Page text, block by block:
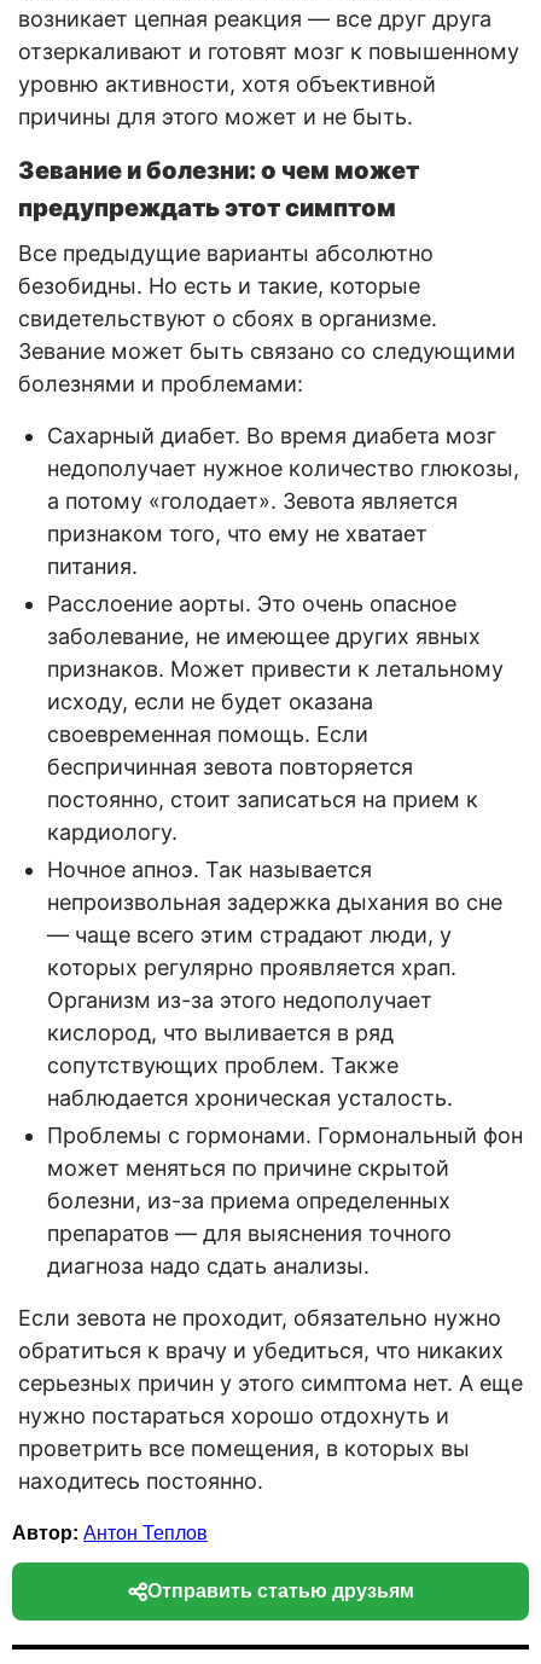
возникает цепная реакция — все друг друга
отзеркаливают и готовят мозг к повышенному
уровню активности, хотя объективной
причины для этого может и не быть.
Зевание и болезни: о чем может
предупреждать этот симптом
Все предыдущие варианты абсолютно
безобидны. Но есть и такие, которые
свидетельствуют о сбоях в организме.
Зевание может быть связано со следующими
болезнями и проблемами:
Сахарный диабет. Во время диабета мозг
недополучает нужное количество глюкозы,
а потому «голодает». Зевота является
признаком того, что ему не хватает
питания.
Расслоение аорты. Это очень опасное
заболевание, не имеющее других явных
признаков. Может привести к летальному
исходу, если не будет оказана
своевременная помощь. Если
беспричинная зевота повторяется
постоянно, стоит записаться на прием к
кардиологу.
Ночное апноэ. Так называется
непроизвольная задержка дыхания во сне
— чаще всего этим страдают люди, у
которых регулярно проявляется храп.
Организм из-за этого недополучает
кислород, что выливается в ряд
сопутствующих проблем. Также
наблюдается хроническая усталость.
Проблемы с гормонами. Гормональный фон
может меняться по причине скрытой
болезни, из-за приема определенных
препаратов — для выяснения точного
диагноза надо сдать анализы.
Если зевота не проходит, обязательно нужно
обратиться к врачу и убедиться, что никаких
серьезных причин у этого симптома нет. А еще
нужно постараться хорошо отдохнуть и
проветрить все помещения, в которых вы
находитесь постоянно.
Автор: Антон Теплов
Отправить статью друзьям